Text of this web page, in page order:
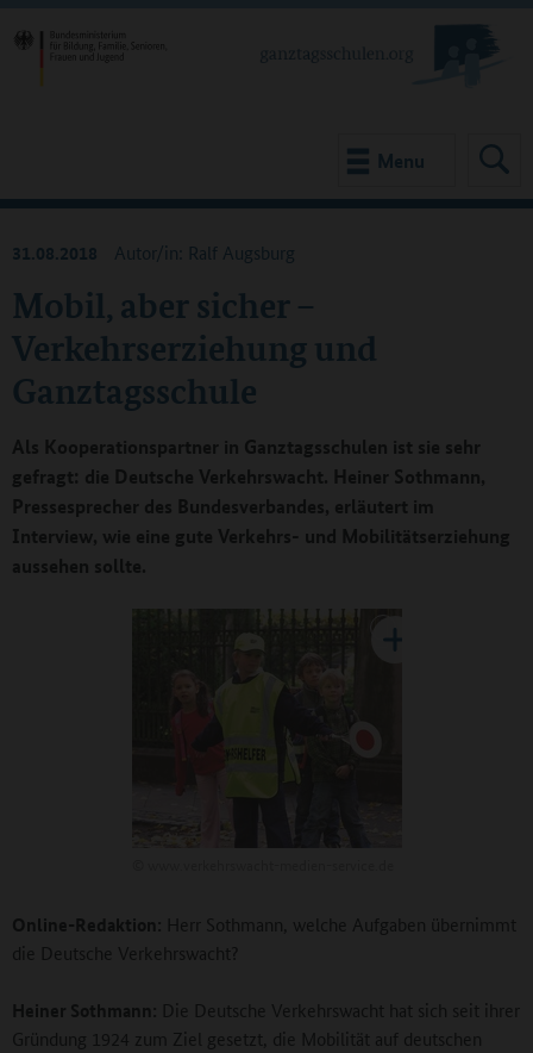
Menu
Mobil, aber sicher –
Verkehrserziehung und
Ganztagsschule
31.08.2018 Autor/in: Ralf Augsburg
Als Kooperationspartner in Ganztagsschulen ist sie sehr
gefragt: die Deutsche Verkehrswacht. Heiner Sothmann,
Pressesprecher des Bundesverbandes, erläutert im
Interview, wie eine gute Verkehrs- und Mobilitätserziehung
aussehen sollte.
Online-Redaktion: Herr Sothmann, welche Aufgaben übernimmt
die Deutsche Verkehrswacht?
Heiner Sothmann: Die Deutsche Verkehrswacht hat sich seit ihrer
Gründung 1924 zum Ziel gesetzt, die Mobilität auf deutschen